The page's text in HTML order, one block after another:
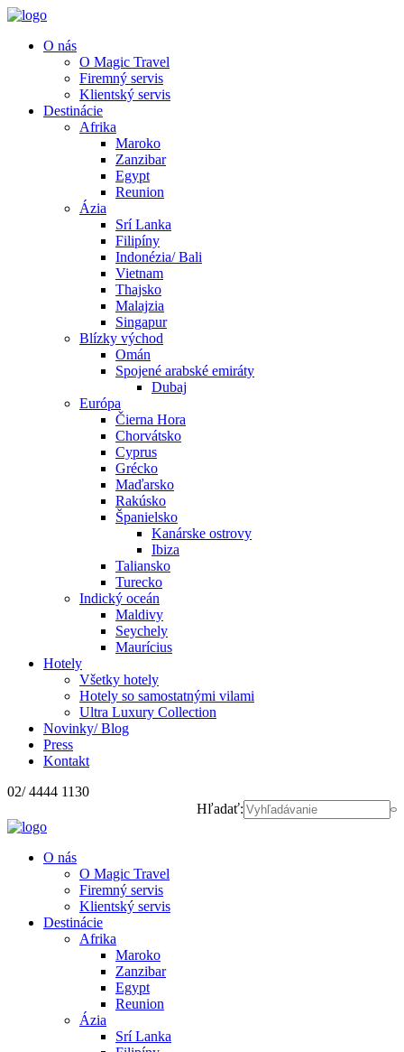
O nás
O Magic Travel
Firemný servis
Klientský servis
Destinácie
Afrika
Maroko
Zanzibar
Egypt
Reunion
Ázia
Srí Lanka
Filipíny
Indonézia/ Bali
Vietnam
Thajsko
Malajzia
Singapur
Blízky východ
Omán
Spojené arabské emiráty
Dubaj
Európa
Čierna Hora
Chorvátsko
Cyprus
Grécko
Maďarsko
Rakúsko
Španielsko
Kanárske ostrovy
Ibiza
Taliansko
Turecko
Indický oceán
Maldivy
Seychely
Maurícius
Hotely
Všetky hotely
Hotely so samostatnými vilami
Ultra Luxury Collection
Novinky/ Blog
Press
Kontakt
02/ 4444 1130
Hľadať:
O nás
O Magic Travel
Firemný servis
Klientský servis
Destinácie
Afrika
Maroko
Zanzibar
Egypt
Reunion
Ázia
Srí Lanka